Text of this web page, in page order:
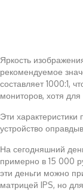
Яркость
рекомендуемое
составляет 1000:1,
мониторов, хотя
Эти
устройство
На сегодняшний
примерно в 15 000
эти деньги можно
матрицей IPS, но